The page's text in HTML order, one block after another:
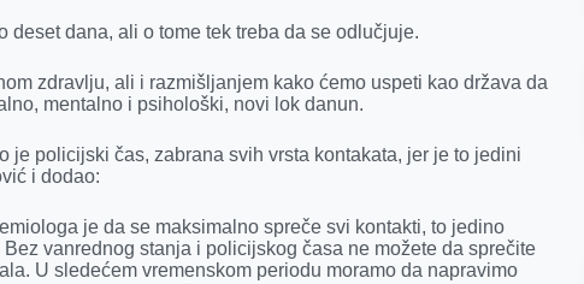
dana, ali o tome tek treba da se odlučjuje.
zdravlju, ali i razmišljanjem kako ćemo uspeti kao država da
mentalno i psihološki, novi lok danun.
policijski čas, zabrana svih vrsta kontakata, jer je to jedini
i dodao:
je da se maksimalno spreče svi kontakti, to jedino
vanrednog stanja i policijskog časa ne možete da sprečite
U sledećem vremenskom periodu moramo da napravimo